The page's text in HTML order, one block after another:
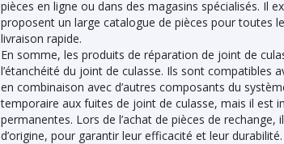
pièces en ligne ou dans des magasins spécialisés. Il
proposent un large catalogue de pièces pour toutes
livraison rapide.
En somme, les produits de réparation de joint de
l’étanchéité du joint de culasse. Ils sont
en combinaison avec d’autres composants du
temporaire aux fuites de joint de culasse, mais il est
permanentes. Lors de l’achat de pièces de
d’origine, pour garantir leur efficacité et leur durabilité.